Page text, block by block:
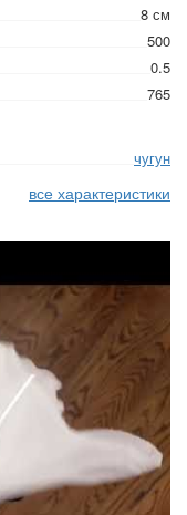
8 см
500
0.5
765
чугун
все характеристики